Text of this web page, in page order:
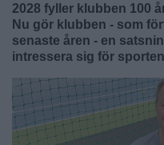
2028 fyller klubben 100
Nu gör klubben - som
senaste åren - en
intressera sig för